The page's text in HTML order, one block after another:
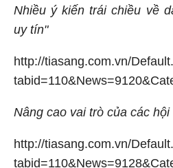
Nhiều ý kiến trái chiều về
uy tín"
http://tiasang.com.vn/
Nâng cao vai trò của các
http://tiasang.com.vn/